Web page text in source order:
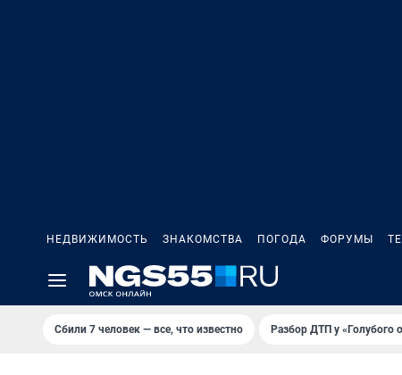
НЕДВИЖИМОСТЬ ЗНАКОМСТВА ПОГОДА ФОРУМЫ
Сбили 7 человек — все, что известно Разбор ДТП у «Голубого